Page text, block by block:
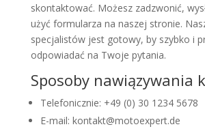
skontaktować. Możesz zadzwonić,
użyć formularza na naszej stronie.
specjalistów jest gotowy, by szybko i
odpowiadać na Twoje pytania.
Sposoby nawiązywania
Telefonicznie: +49 (0) 30 1234 5678
E-mail: kontakt@motoexpert.de